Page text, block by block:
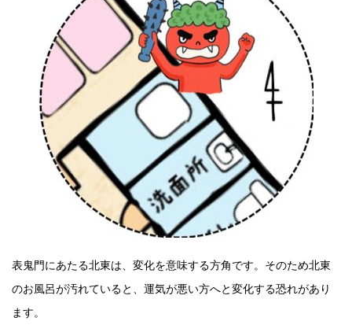
表鬼門にあたる北東は、変化を意味する方角です。そのため北東
のお風呂が汚れていると、運気が悪い方へと変化する恐れがあり
ます。